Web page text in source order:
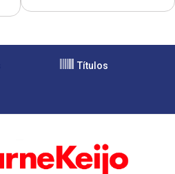
Títulos